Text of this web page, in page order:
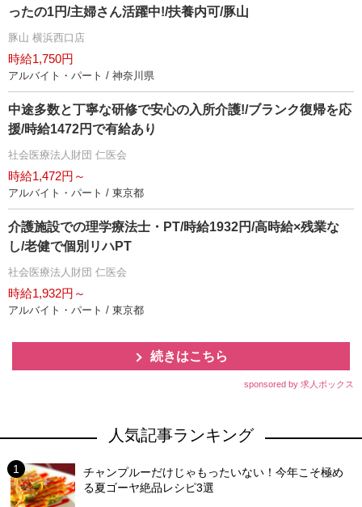
ったの1円/主婦さん活躍中!/扶養内可/豚山
豚山 横浜西口店
時給1,750円
アルバイト・パート / 神奈川県
中途多数と丁寧な研修で安心の入所介護!/ブランク復帰を応
援/時給1472円で有給あり
社会医療法人財団 仁医会
時給1,472円～
アルバイト・パート / 東京都
介護施設での理学療法士・PT/時給1932円/高時給×残業な
し/老健で個別リハPT
社会医療法人財団 仁医会
時給1,932円～
アルバイト・パート / 東京都
続きはこちら
sponsored by 求人ボックス
人気記事ランキング
チャンプルーだけじゃもったいない！今年こそ極め
る夏ゴーヤ絶品レシピ3選